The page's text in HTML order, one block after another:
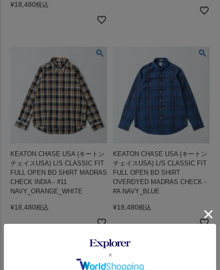
¥18,480税込
KEATON CHASE USA (キートン
チェイスUSA) L/S CLASSIC FIT
FULL OPEN BD SHIRT MADRAS
CHECK INDIA - #11
NAVY_ORANGE_WHITE
¥18,480税込
KEATON CHASE USA (キートン
チェイスUSA) L/S CLASSIC FIT
FULL OPEN BD SHIRT
OVERDYED MADRAS CHECK -
#A NAVY_BLUE
¥18,480税込